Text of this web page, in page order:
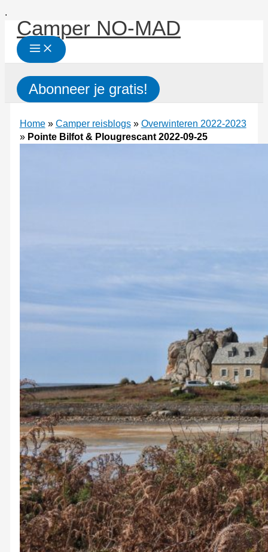
.
naar
inhoud
Camper NO-MAD
Abonneer je gratis!
Home» Camper reisblogs» Overwinteren 2022-2023
» Pointe Bilfot & Plougrescant 2022-09-25